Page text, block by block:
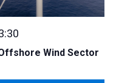
Wind Sector